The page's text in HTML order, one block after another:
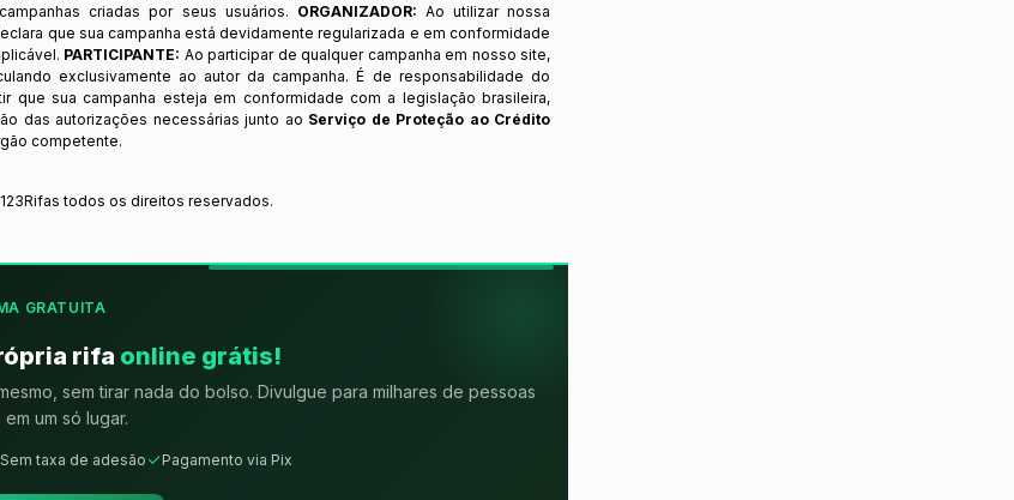
criadas por seus usuários. ORGANIZADOR: Ao utilizar nossa
que sua campanha está devidamente regularizada e em conformidade
PARTICIPANTE: Ao participar de qualquer campanha em nosso site,
exclusivamente ao autor da campanha. É de responsabilidade do
que sua campanha esteja em conformidade com a legislação brasileira,
das autorizações necessárias junto ao Serviço de Proteção ao Crédito
competente.
123Rifas todos os direitos reservados.
GRATUITA
rifa online grátis!
sem tirar nada do bolso. Divulgue para milhares de pessoas
um só lugar.
Sem taxa de adesão Pagamento via Pix